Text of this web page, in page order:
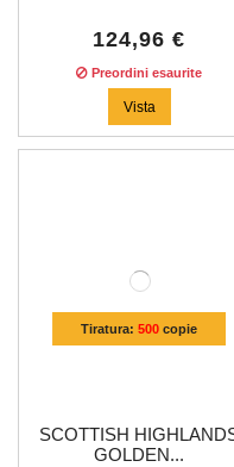
124,96 €
Preordini esaurite
Vista
Tiratura:500 copie
SCOTTISH
GOLDEN...